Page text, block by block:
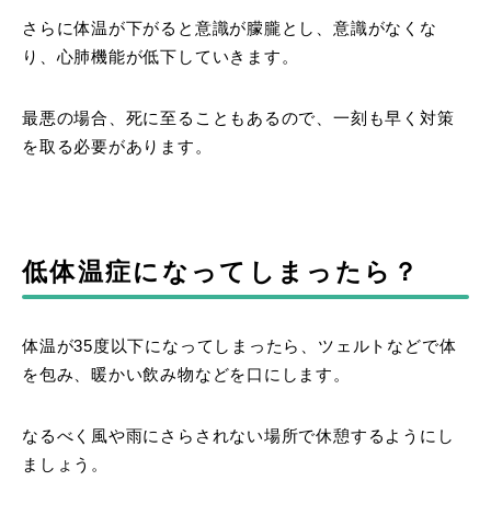
さらに体温が下がると意識が朦朧とし、意識がなくな
り、心肺機能が低下していきます。
最悪の場合、死に至ることもあるので、一刻も早く対策
を取る必要があります。
低体温症になってしまったら？
体温が35度以下になってしまったら、ツェルトなどで体
を包み、暖かい飲み物などを口にします。
なるべく風や雨にさらされない場所で休憩するようにし
ましょう。